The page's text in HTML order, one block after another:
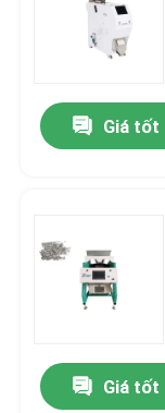
Giá tốt
Giá tốt